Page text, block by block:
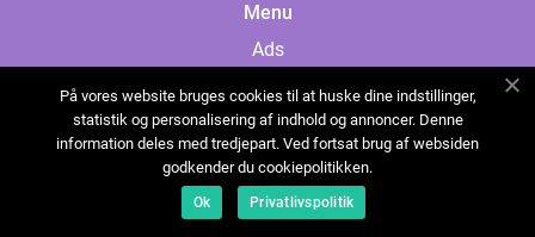
Menu
Ads
Cookies
Contact
Sitemap
På vores website bruges cookies til at huske dine indstillinger,
statistik og personalisering af indhold og annoncer. Denne
information deles med tredjepart. Ved fortsat brug af websiden
godkender du cookiepolitikken.
Ok Privatlivspolitik